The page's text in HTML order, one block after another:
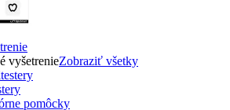
vyšetrenieZobraziť všetky